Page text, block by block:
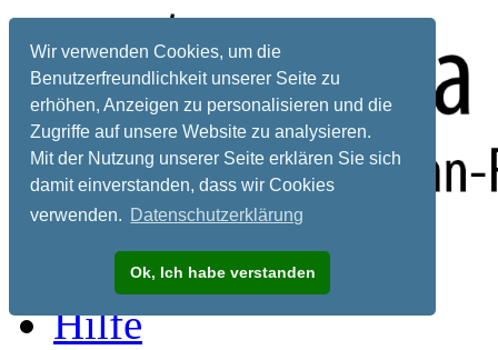
Wir verwenden Cookies, um die
Benutzerfreundlichkeit unserer Seite zu
erhöhen, Anzeigen zu personalisieren und die
Zugriffe auf unsere Website zu analysieren.
Mit der Nutzung unserer Seite erklären Sie sich
damit einverstanden, dass wir Cookies
verwenden. Datenschutzerklärung
Ok, Ich habe verstanden
Registrieren
Hilfe